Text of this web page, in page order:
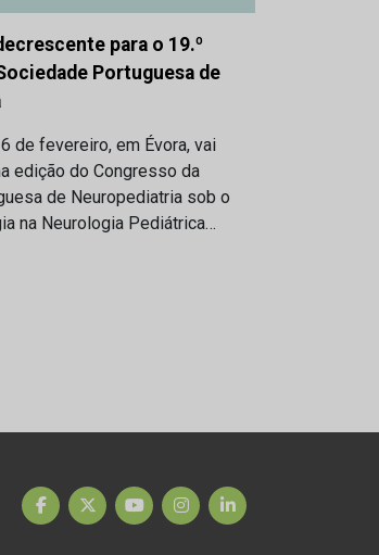
para o 19.º
Portuguesa de
de fevereiro, em Évora, vai
edição do Congresso da
de Neuropediatria sob o
na Neurologia Pediátrica…